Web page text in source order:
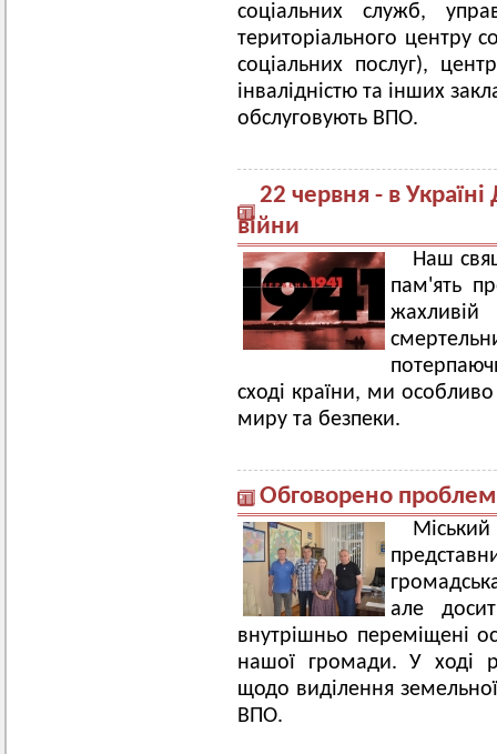
соціальних служб,
територіального центру
соціальних послуг),
інвалідністю та інших
обслуговують ВПО.
22 червня - в Україні
війни
Наш
пам'ять
сході країни, ми
миру та безпеки.
Обговорено
Міський
але
внутрішньо переміщені
нашої громади. У ході
щодо виділення
ВПО.